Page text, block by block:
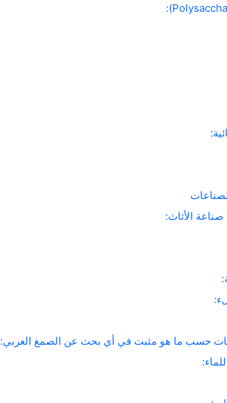
الأثاث:
حسب ما هو مثبت في أي بحث عن الصمغ العربي: